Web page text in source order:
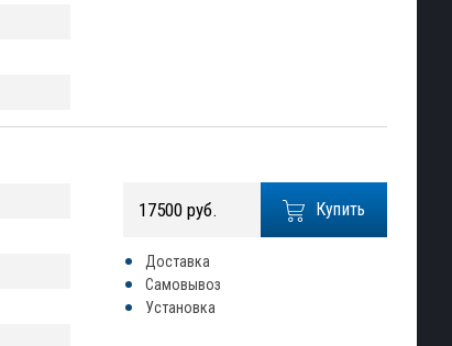
Купить
17500 руб.
Доставка
Самовывоз
Установка